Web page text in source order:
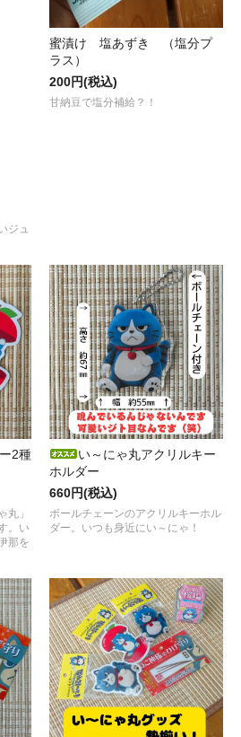
ジュ
蜜漬け 塩あずき （塩分プ
ラス）
200円(税込)
甘納豆で塩分補給？！
2種
丸」
。い
那を
い～にゃ丸アクリルキー
ホルダー
660円(税込)
ボールチェーンのアクリルキーホル
ダー。いつも身近にい～にゃ！